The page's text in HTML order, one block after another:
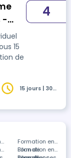
-
15
de
mois.
à
4
15 jours | 30
Formation en
Bilan de
Formation en